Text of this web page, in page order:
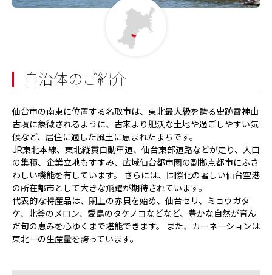
自治体のご紹介
仙台市の南東に位置する名取市は、東北最大級を誇る史跡雷神山
古墳に象徴されるように、古来より肥沃な土地や過ごしやすい気
候など、居住に適した風土に恵まれたまちです。
JR東北本線、東北縦貫自動車道、仙台東部道路などが走り、人口
の集積、企業立地もすすみ、広域仙台都市圏の副拠点都市にふさ
わしい機能を有しています。 さらには、国際化の著しい仙台空港
の所在都市として大きな飛躍が期待されています。
代表的な特産品は、閖上の赤貝を始め、仙台セリ、ミョウガタ
ケ、北釜のメロン、愛島のタケノコなどなど、豊かな自然が育ん
だ旬の恵みを心ゆくまで堪能できます。 また、カーネーションは
東北一の生産量を誇っています。